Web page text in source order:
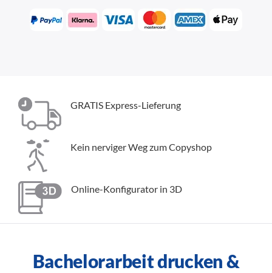
GRATIS Express-Lieferung
Kein nerviger Weg zum Copyshop
Online-Konfigurator in 3D
Bachelorarbeit drucken &